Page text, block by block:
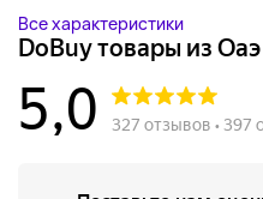
Все характеристики